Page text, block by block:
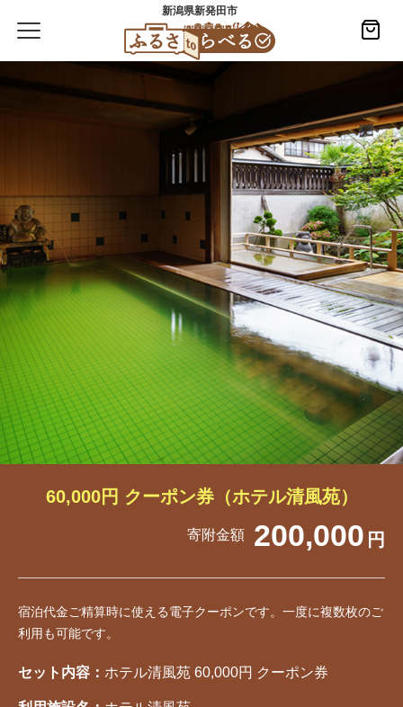
新潟県新発田市
60,000円 クーポン券（ホテル清風苑）
寄附金額 200,000 円
宿泊代金ご精算時に使える電子クーポンです。一度に複数枚のご
利用も可能です。
セット内容： ホテル清風苑 60,000円 クーポン券